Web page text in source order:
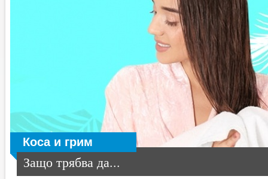
Коса и грим
Защо трябва да...